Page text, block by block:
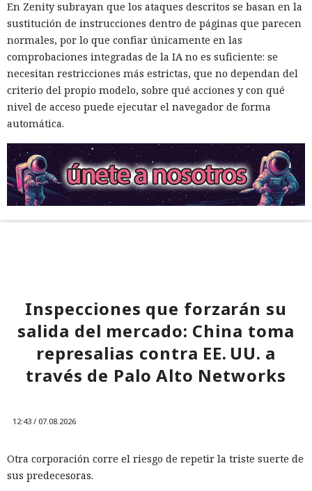
En Zenity subrayan que los ataques descritos se basan en la
sustitución de instrucciones dentro de páginas que parecen
normales, por lo que confiar únicamente en las
comprobaciones integradas de la IA no es suficiente: se
necesitan restricciones más estrictas, que no dependan del
criterio del propio modelo, sobre qué acciones y con qué
nivel de acceso puede ejecutar el navegador de forma
automática.
Inspecciones que forzarán su
salida del mercado: China toma
represalias contra EE. UU. a
través de Palo Alto Networks
12:43 / 07.08.2026
Otra corporación corre el riesgo de repetir la triste suerte de
sus predecesoras.